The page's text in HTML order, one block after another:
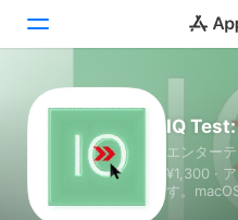
Today
ゲーム
IQ
エンター
¥1,300 ·
す。